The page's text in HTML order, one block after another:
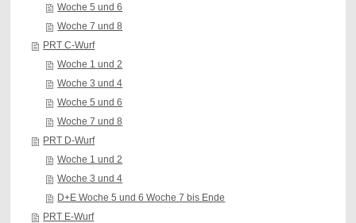
Woche 5 und 6
Woche 7 und 8
PRT C-Wurf
Woche 1 und 2
Woche 3 und 4
Woche 5 und 6
Woche 7 und 8
PRT D-Wurf
Woche 1 und 2
Woche 3 und 4
D+E Woche 5 und 6 Woche 7 bis Ende
PRT E-Wurf